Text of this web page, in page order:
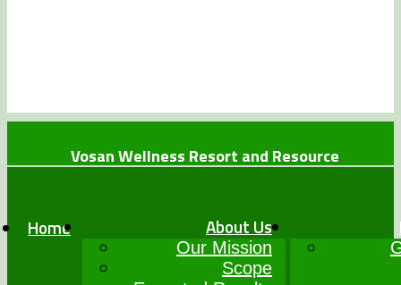
Vosan Wellness Resort and Resource
+234 (0)7064017777
Home About Us
Our Mission
Scope